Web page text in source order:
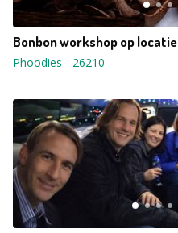
Bonbon workshop op locatie
Phoodies - 26210